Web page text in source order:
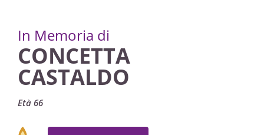
In Memoria di
CONCETTA
CASTALDO
Età 66